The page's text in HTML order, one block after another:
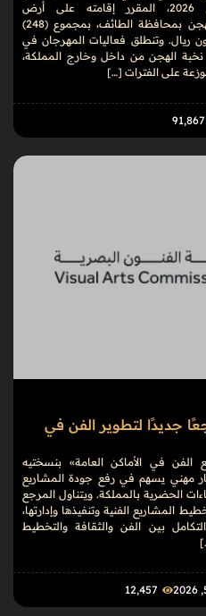
مهرجان ولي العهد للهجن لعام 2026، المقرر إقامته على أرض
ميدان الطائف التاريخي لسباقات الهجن بمحافظة الطائف، بمجموع (248)
مالية تتجاوز الـ50 مليون ريال. وتنطلق فعاليات المهرجان في
نخبة الهجن من داخل وخارج المملكة،
91٬867
جديدًا لتطوير الفن في
في الأماكن العامة» بنسختيه
مهني يسهم في رفع جودة المشاريع
الحضرية بالمملكة. ويتناول المرجع
المشاريع الفنية وتنفيذها وإدارتها،
بين الفن والثقافة والتخطيط
12٬457